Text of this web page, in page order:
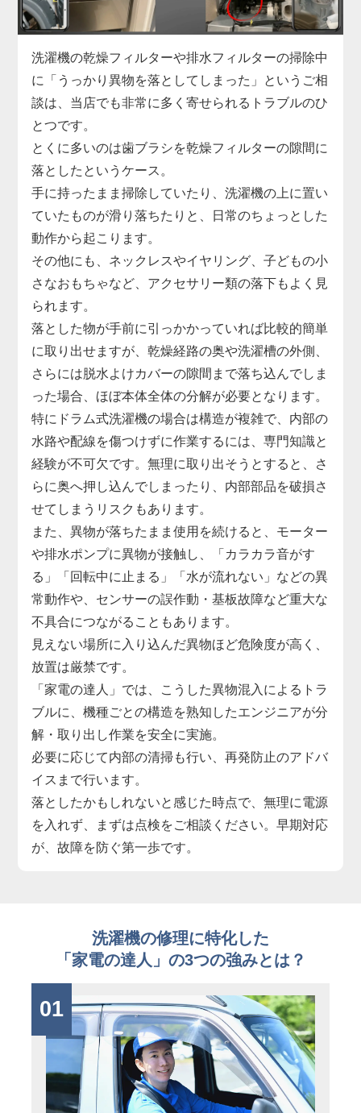
「家電の達人」では、こうした水漏れに対して洗濯
機を分解しての内部点検を実施し、漏れの原因箇所
を正確に特定。
部品の交換から再接続、シーリングの補修まで迅速
に対応します。
縦型・ドラム式問わず、各メーカーの機種に対応し
ており、最短即日での訪問も可能です。
小さな水漏れでも早めの対処が肝心。
気になる症状があれば、まずはお気軽にご相談くだ
さい。
洗濯機の乾燥フィルターや排水フィルターの掃除中
に「うっかり異物を落としてしまった」というご相
談は、当店でも非常に多く寄せられるトラブルのひ
とつです。
とくに多いのは歯ブラシを乾燥フィルターの隙間に
落としたというケース。
手に持ったまま掃除していたり、洗濯機の上に置い
ていたものが滑り落ちたりと、日常のちょっとした
動作から起こります。
その他にも、ネックレスやイヤリング、子どもの小
さなおもちゃなど、アクセサリー類の落下もよく見
られます。
落とした物が手前に引っかかっていれば比較的簡単
に取り出せますが、乾燥経路の奥や洗濯槽の外側、
さらには脱水よけカバーの隙間まで落ち込んでしま
った場合、ほぼ本体全体の分解が必要となります。
特にドラム式洗濯機の場合は構造が複雑で、内部の
水路や配線を傷つけずに作業するには、専門知識と
経験が不可欠です。無理に取り出そうとすると、さ
らに奥へ押し込んでしまったり、内部部品を破損さ
せてしまうリスクもあります。
また、異物が落ちたまま使用を続けると、モーター
や排水ポンプに異物が接触し、「カラカラ音がす
る」「回転中に止まる」「水が流れない」などの異
常動作や、センサーの誤作動・基板故障など重大な
不具合につながることもあります。
見えない場所に入り込んだ異物ほど危険度が高く、
放置は厳禁です。
「家電の達人」では、こうした異物混入によるトラ
ブルに、機種ごとの構造を熟知したエンジニアが分
解・取り出し作業を安全に実施。
必要に応じて内部の清掃も行い、再発防止のアドバ
イスまで行います。
落としたかもしれないと感じた時点で、無理に電源
を入れず、まずは点検をご相談ください。早期対応
が、故障を防ぐ第一歩です。
洗濯機の修理に特化した
「家電の達人」の3つの強みとは？
01